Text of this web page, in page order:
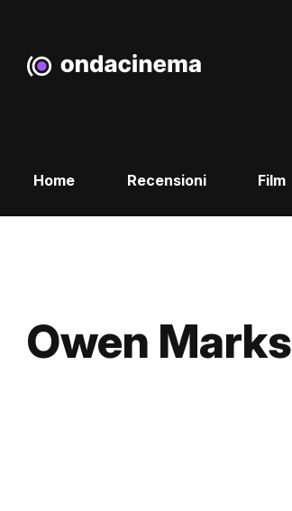
Home Recensioni Film
Owen Marks